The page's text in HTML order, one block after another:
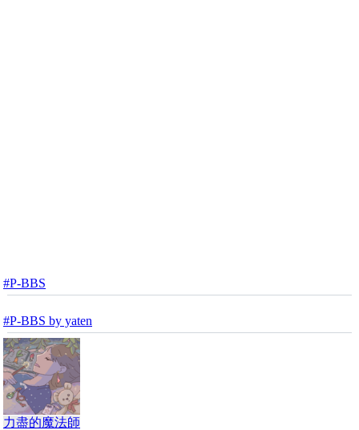
#P-BBS
#P-BBS by yaten
力盡的魔法師